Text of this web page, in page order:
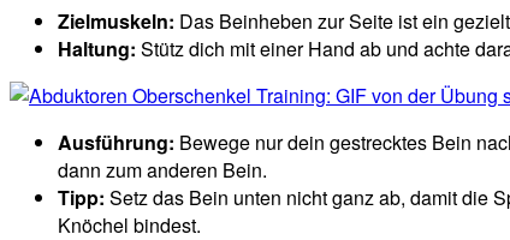
Zielmuskeln: Das Beinheben zur Seite ist ein
Haltung: Stütz dich mit einer Hand ab und achte
Ausführung: Bewege nur dein gestrecktes Bein
dann zum anderen Bein.
Tipp: Setz das Bein unten nicht ganz ab, damit die
Knöchel bindest.